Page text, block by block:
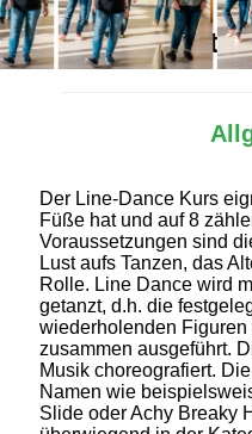
Alles
Der Line-Dance Kurs
Füße hat und auf 8
Voraussetzungen sind
Lust aufs Tanzen, das
Rolle. Line Dance wird
getanzt, d.h. die
wiederholenden
zusammen ausgeführt.
Musik choreografiert.
Namen wie
Slide oder Achy Breaky